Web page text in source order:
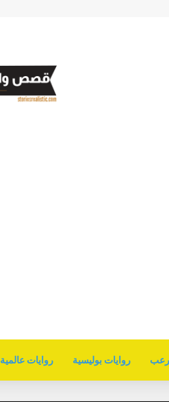
رعب روايات بوليسية روايات عالمية